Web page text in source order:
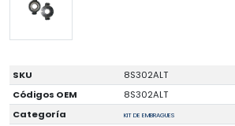
SKU
8S302ALT
Códigos OEM
8S302ALT
Categoría
KIT DE EMBRAGUES